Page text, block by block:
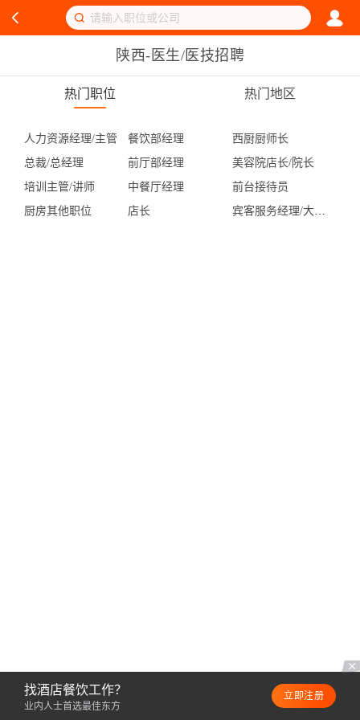
陕西-医生/医技招聘
热门职位 热门地区
人力资源经理/主管 餐饮部经理
西厨厨师长
总裁/总经理
前厅部经理
美容院店长/院长
培训主管/讲师
中餐厅经理
前台接待员
厨房其他职位
店长 宾客服务经理/大堂副理
找酒店餐饮工作？
业内人士首选最佳东方
立即注册